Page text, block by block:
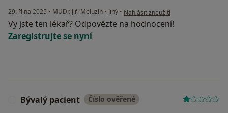
29. října 2025 • MUDr. Jiří Meluzín • Jiný • podle názoru uživatele Váš účet byl
Nahlásit zneužití
Vy jste ten lékař? Odpovězte na hodnocení!
Zaregistrujte se nyní
Bývalý pacient Číslo ověřené